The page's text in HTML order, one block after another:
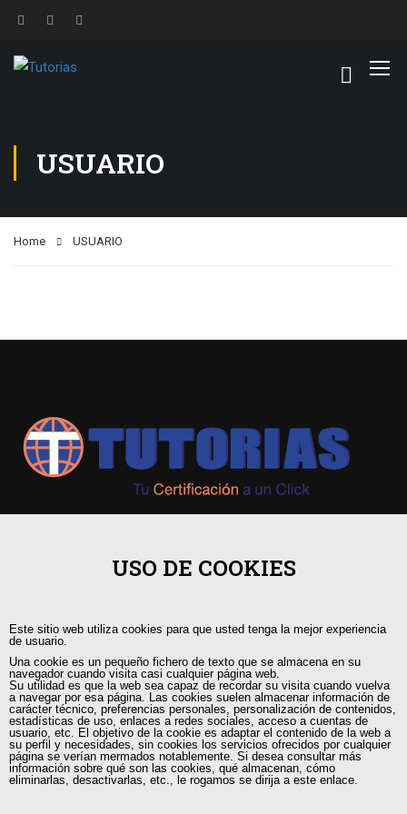
USUARIO
Home USUARIO
capacitacion@tutorias.ec
USO DE COOKIES
Este sitio web utiliza cookies para que usted tenga la mejor experiencia
de usuario.
Una cookie es un pequeño fichero de texto que se almacena en su
navegador cuando visita casi cualquier página web.
Su utilidad es que la web sea capaz de recordar su visita cuando vuelva
a navegar por esa página. Las cookies suelen almacenar información de
carácter técnico, preferencias personales, personalización de contenidos,
estadísticas de uso, enlaces a redes sociales, acceso a cuentas de
usuario, etc. El objetivo de la cookie es adaptar el contenido de la web a
su perfil y necesidades, sin cookies los servicios ofrecidos por cualquier
página se verían mermados notablemente. Si desea consultar más
información sobre qué son las cookies, qué almacenan, cómo
eliminarlas, desactivarlas, etc., le rogamos se dirija a este enlace.